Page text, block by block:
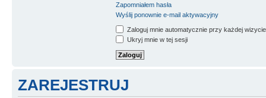
Zapomniałem hasła
Wyślij ponownie e-mail aktywacyjny
Zaloguj mnie automatycznie przy każdej wizycie
Ukryj mnie w tej sesji
ZAREJESTRUJ